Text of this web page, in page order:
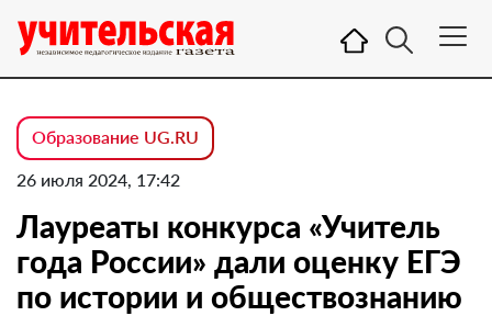
Образование UG.RU
26 июля 2024, 17:42
Лауреаты конкурса «Учитель
года России» дали оценку ЕГЭ
по истории и обществознанию